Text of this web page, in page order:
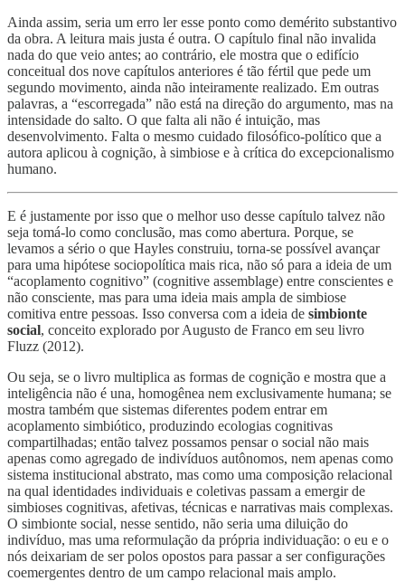
Ainda assim, seria um erro ler esse ponto como demérito substantivo
da obra. A leitura mais justa é outra. O capítulo final não invalida
nada do que veio antes; ao contrário, ele mostra que o edifício
conceitual dos nove capítulos anteriores é tão fértil que pede um
segundo movimento, ainda não inteiramente realizado. Em outras
palavras, a “escorregada” não está na direção do argumento, mas na
intensidade do salto. O que falta ali não é intuição, mas
desenvolvimento. Falta o mesmo cuidado filosófico-político que a
autora aplicou à cognição, à simbiose e à crítica do excepcionalismo
humano.
E é justamente por isso que o melhor uso desse capítulo talvez não
seja tomá-lo como conclusão, mas como abertura. Porque, se
levamos a sério o que Hayles construiu, torna-se possível avançar
para uma hipótese sociopolítica mais rica, não só para a ideia de um
“acoplamento cognitivo” (cognitive assemblage) entre conscientes e
não consciente, mas para uma ideia mais ampla de simbiose
comitiva entre pessoas. Isso conversa com a ideia de simbionte
social, conceito explorado por Augusto de Franco em seu livro
Fluzz (2012).
Ou seja, se o livro multiplica as formas de cognição e mostra que a
inteligência não é una, homogênea nem exclusivamente humana; se
mostra também que sistemas diferentes podem entrar em
acoplamento simbiótico, produzindo ecologias cognitivas
compartilhadas; então talvez possamos pensar o social não mais
apenas como agregado de indivíduos autônomos, nem apenas como
sistema institucional abstrato, mas como uma composição relacional
na qual identidades individuais e coletivas passam a emergir de
simbioses cognitivas, afetivas, técnicas e narrativas mais complexas.
O simbionte social, nesse sentido, não seria uma diluição do
indivíduo, mas uma reformulação da própria individuação: o eu e o
nós deixariam de ser polos opostos para passar a ser configurações
coemergentes dentro de um campo relacional mais amplo.